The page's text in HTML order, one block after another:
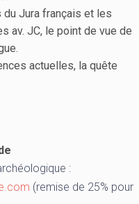
Jura français et les
av. JC, le point de vue de
actuelles, la quête
:
(remise de 25% pour